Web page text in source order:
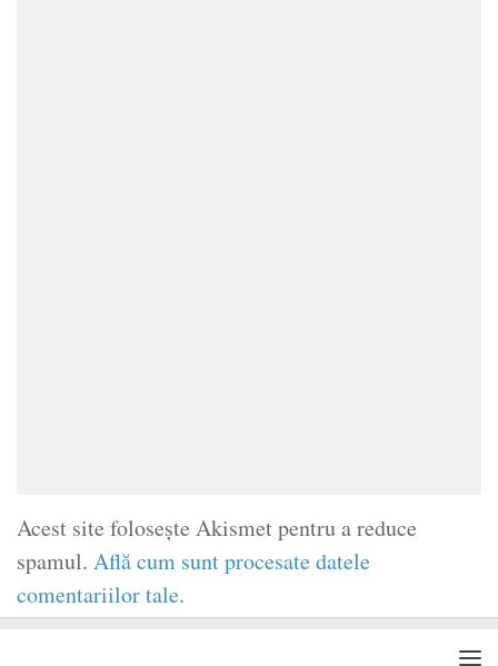
Acest site folosește Akismet pentru a reduce
spamul. Află cum sunt procesate datele
comentariilor tale.